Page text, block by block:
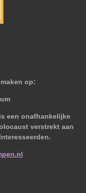
op:
een onafhankelijke
verstrekt aan